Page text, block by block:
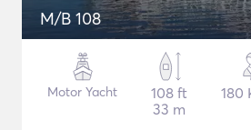
M/B 108
Motor Yacht
108 ft
33 m
180